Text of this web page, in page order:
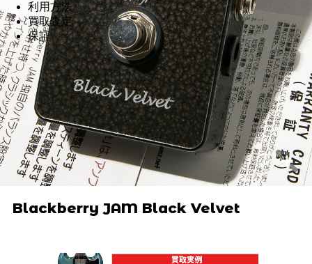
利用方法
買取査定
保証
Blackberry JAM Black Velvet